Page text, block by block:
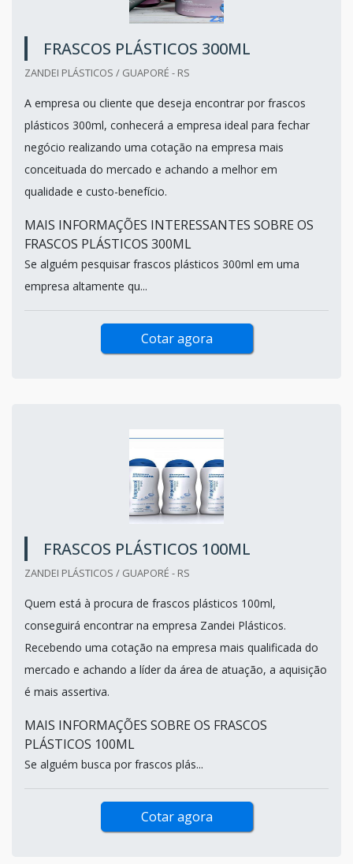
FRASCOS PLÁSTICOS 300ML
ZANDEI PLÁSTICOS / GUAPORÉ - RS
A empresa ou cliente que deseja encontrar por frascos
plásticos 300ml, conhecerá a empresa ideal para fechar
negócio realizando uma cotação na empresa mais
conceituada do mercado e achando a melhor em
qualidade e custo-benefício.
MAIS INFORMAÇÕES INTERESSANTES SOBRE OS
FRASCOS PLÁSTICOS 300ML
Se alguém pesquisar frascos plásticos 300ml em uma
empresa altamente qu...
Cotar agora
FRASCOS PLÁSTICOS 100ML
ZANDEI PLÁSTICOS / GUAPORÉ - RS
Quem está à procura de frascos plásticos 100ml,
conseguirá encontrar na empresa Zandei Plásticos.
Recebendo uma cotação na empresa mais qualificada do
mercado e achando a líder da área de atuação, a aquisição
é mais assertiva.
MAIS INFORMAÇÕES SOBRE OS FRASCOS
PLÁSTICOS 100ML
Se alguém busca por frascos plás...
Cotar agora